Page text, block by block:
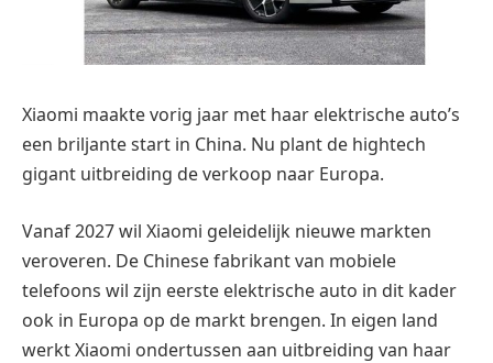
Xiaomi maakte vorig jaar met haar elektrische auto’s
een briljante start in China. Nu plant de hightech
gigant uitbreiding de verkoop naar Europa.
Vanaf 2027 wil Xiaomi geleidelijk nieuwe markten
veroveren. De Chinese fabrikant van mobiele
telefoons wil zijn eerste elektrische auto in dit kader
ook in Europa op de markt brengen. In eigen land
werkt Xiaomi ondertussen aan uitbreiding van haar